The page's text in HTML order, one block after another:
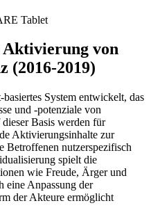
Tablet
von
(2016-2019)
System entwickelt, das
und -potenziale von
Basis werden für
Aktivierungsinhalte zur
Betroffenen nutzerspezifisch
spielt die
wie Freude, Ärger und
eine Anpassung der
der Akteure ermöglicht